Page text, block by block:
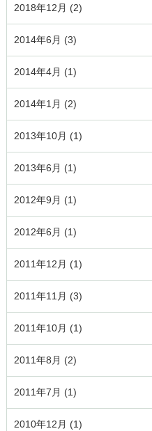
2018年12月 (2)
2014年6月 (3)
2014年4月 (1)
2014年1月 (2)
2013年10月 (1)
2013年6月 (1)
2012年9月 (1)
2012年6月 (1)
2011年12月 (1)
2011年11月 (3)
2011年10月 (1)
2011年8月 (2)
2011年7月 (1)
2010年12月 (1)